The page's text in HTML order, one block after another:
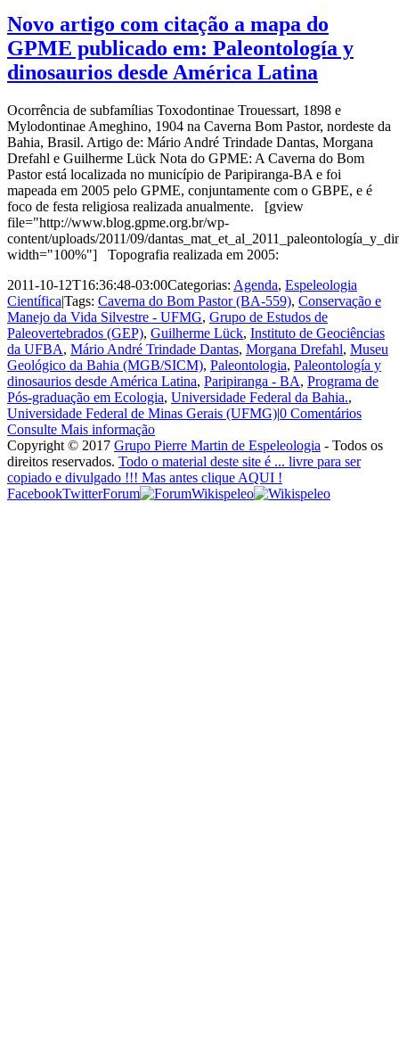
Novo artigo com citação a mapa do
GPME publicado em: Paleontología y
dinosaurios desde América Latina
Ocorrência de subfamílias Toxodontinae Trouessart, 1898 e
Mylodontinae Ameghino, 1904 na Caverna Bom Pastor, nordeste da
Bahia, Brasil. Artigo de: Mário André Trindade Dantas, Morgana
Drefahl e Guilherme Lück Nota do GPME: A Caverna do Bom
Pastor está localizada no município de Paripiranga-BA e foi
mapeada em 2005 pelo GPME, conjuntamente com o GBPE, e é
foco de festa religiosa realizada anualmente. [gview
file="http://www.blog.gpme.org.br/wp-
content/uploads/2011/09/
width="100%"] Topografia realizada em 2005:
2011-10-12T16:36:48-03:00Categorias: Agenda, Espeleologia
Científica|Tags: Caverna do Bom Pastor (BA-559), Conservação e
Manejo da Vida Silvestre - UFMG, Grupo de Estudos de
Paleovertebrados (GEP), Guilherme Lück, Instituto de Geociências
da UFBA, Mário André Trindade Dantas, Morgana Drefahl, Museu
Geológico da Bahia (MGB/SICM), Paleontologia, Paleontología y
dinosaurios desde América Latina, Paripiranga - BA, Programa de
Pós-graduação em Ecologia, Universidade Federal da Bahia.,
Universidade Federal de Minas Gerais (UFMG)|0 Comentários
Consulte Mais informação
Copyright © 2017 Grupo Pierre Martin de Espeleologia - Todos os
direitos reservados. Todo o material deste site é ... livre para ser
copiado e divulgado !!! Mas antes clique AQUI !
FacebookTwitterForum Wikispeleo